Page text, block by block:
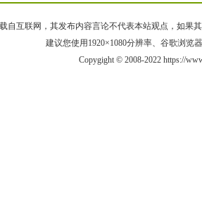
自互联网，其发布内容言论不代表本站观点，如果
建议您使用1920×1080分辨率、谷歌浏览
Copygight © 2008-2022 https://